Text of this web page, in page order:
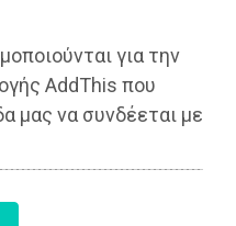
για την
AddThis που
μας να συνδέεται με